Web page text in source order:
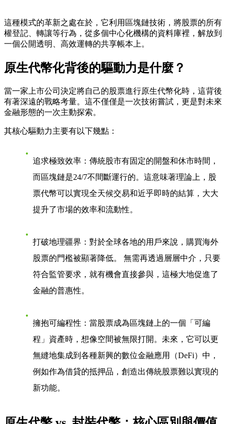
這種模式的革新之處在於，它利用區塊鏈技術，將股票的所有
權登記、轉讓等行為，從多個中心化機構的資料庫裡，解放到
一個公開透明、高效運轉的共享帳本上。
原生代幣化背後的驅動力是什麼？
當一家上市公司決定將自己的股票進行原生代幣化時，這背後
有著深遠的戰略考量。這不僅僅是一次技術嘗試，更是對未來
金融形態的一次主動探索。
其核心驅動力主要有以下幾點：
追求極致效率 ：傳統股市有固定的開盤和休市時間，
而區塊鏈是24/7不間斷運行的。這意味著理論上，股
票代幣可以實現全天候交易和近乎即時的結算，大大
提升了市場的效率和流動性。
打破地理疆界 ：對於全球各地的用戶來說，購買海外
股票的門檻被顯著降低。 無需再透過層層中介，只要
符合監管要求，就有機會直接參與，這極大地促進了
金融的普惠性。
擁抱可編程性 ：當股票成為區塊鏈上的一個「可編
程」資產時，想像空間被無限打開。未來，它可以更
無縫地集成到各種新興的數位金融應用（DeFi）中，
例如作為借貸的抵押品，創造出傳統股票難以實現的
新功能。